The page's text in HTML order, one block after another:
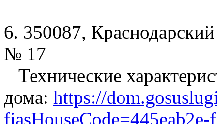
6. 350087,
№ 17
Технические
дома: https://